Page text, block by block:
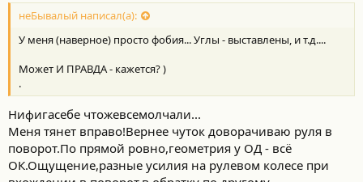
неБывалый написал(а):
У меня (наверное) просто фобия... Углы - выставлены, и т.д....
Может И ПРАВДА - кажется? )
.
Нифигасебе чтожевсемолчали...
Меня тянет вправо!Вернее чуток доворачиваю руля в
поворот.По прямой ровно,геометрия у ОД - всё
ОК.Ощущение,разные усилия на рулевом колесе при